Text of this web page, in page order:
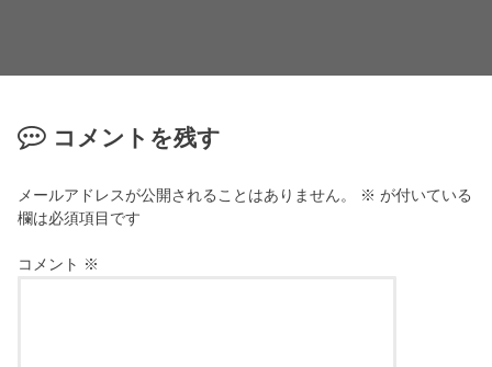
コメントを残す
メールアドレスが公開されることはありません。 ※ が付いている
欄は必須項目です
コメント ※